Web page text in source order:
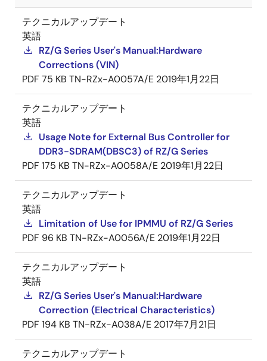
テクニカルアップデート
英語
RZ/G Series User's Manual:Hardware
Corrections (VIN)
PDF 75 KB TN-RZx-A0057A/E 2019年1月22日
テクニカルアップデート
英語
Usage Note for External Bus Controller for
DDR3-SDRAM(DBSC3) of RZ/G Series
PDF 175 KB TN-RZx-A0058A/E 2019年1月22日
テクニカルアップデート
英語
Limitation of Use for IPMMU of RZ/G Series
PDF 96 KB TN-RZx-A0056A/E 2019年1月22日
テクニカルアップデート
英語
RZ/G Series User's Manual:Hardware
Correction (Electrical Characteristics)
PDF 194 KB TN-RZx-A038A/E 2017年7月21日
テクニカルアップデート